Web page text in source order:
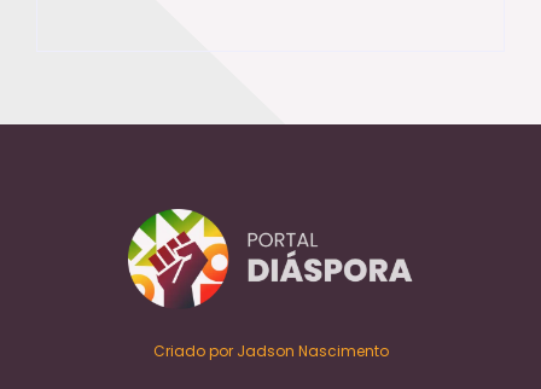
Criado por Jadson Nascimento